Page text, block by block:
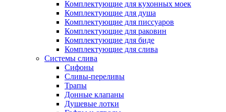
Комплектующие для кухонных моек
Комплектующие для душа
Комплектующие для писсуаров
Комплектующие для раковин
Комплектующие для биде
Комплектующие для слива
Системы слива
Сифоны
Сливы-переливы
Трапы
Донные клапаны
Душевые лотки